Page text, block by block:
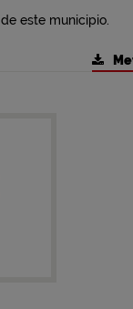
este municipio.